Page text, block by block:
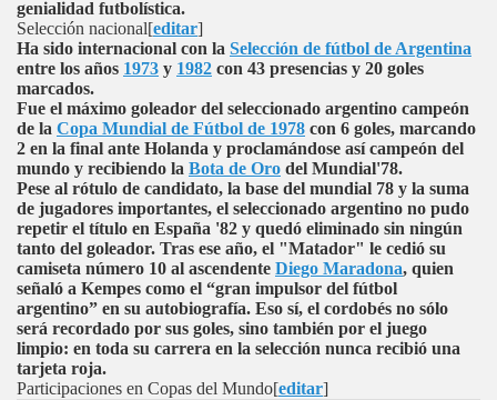
genialidad futbolística.
Selección nacional[editar]
Ha sido internacional con la Selección de fútbol de Argentina
entre los años 1973 y 1982 con 43 presencias y 20 goles
marcados.
Fue el máximo goleador del seleccionado argentino campeón
de la Copa Mundial de Fútbol de 1978 con 6 goles, marcando
2 en la final ante Holanda y proclamándose así campeón del
mundo y recibiendo la Bota de Oro del Mundial'78.
Pese al rótulo de candidato, la base del mundial 78 y la suma
de jugadores importantes, el seleccionado argentino no pudo
repetir el título en España '82 y quedó eliminado sin ningún
tanto del goleador. Tras ese año, el "Matador" le cedió su
camiseta número 10 al ascendente Diego Maradona, quien
señaló a Kempes como el “gran impulsor del fútbol
argentino” en su autobiografía. Eso sí, el cordobés no sólo
será recordado por sus goles, sino también por el juego
limpio: en toda su carrera en la selección nunca recibió una
tarjeta roja.
Participaciones en Copas del Mundo[editar]